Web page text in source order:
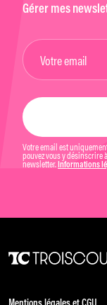
Gérer mes
Votre email est
pouvez vous y désinscrire
newsletter. Informations